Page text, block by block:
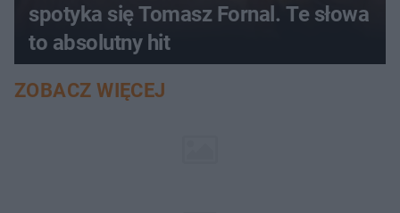
spotyka się Tomasz Fornal. Te słowa
to absolutny hit
ZOBACZ WIĘCEJ